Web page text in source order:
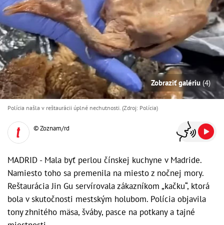
Zobraziť galériu (4)
Polícia našla v reštaurácii úplné nechutnosti. (Zdroj: Polícia)
© Zoznam/rd
MADRID - Mala byť perlou čínskej kuchyne v Madride.
Namiesto toho sa premenila na miesto z nočnej mory.
Reštaurácia Jin Gu servírovala zákazníkom „kačku“, ktorá
bola v skutočnosti mestským holubom. Polícia objavila
tony zhnitého mäsa, šváby, pasce na potkany a tajné